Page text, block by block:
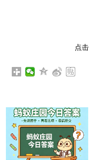
点击